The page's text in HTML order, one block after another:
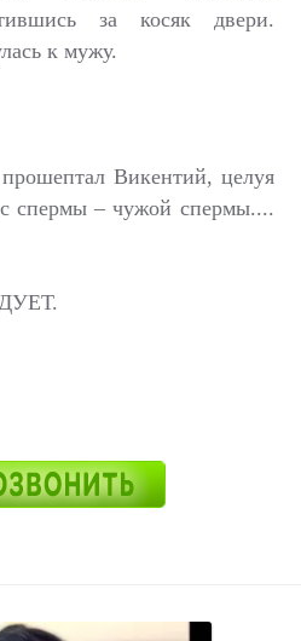
за косяк двери.
к мужу.
Викентий, целуя
спермы – чужой спермы....